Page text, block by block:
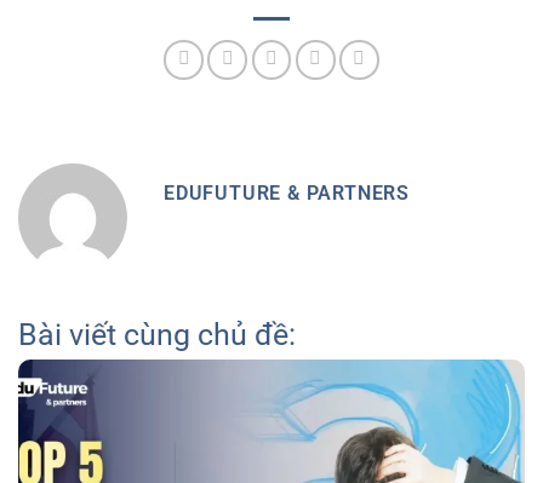
EDUFUTURE & PARTNERS
Bài viết cùng chủ đề: